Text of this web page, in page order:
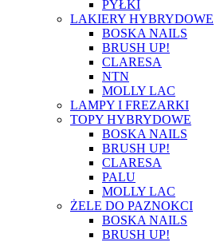
PYŁKI
LAKIERY HYBRYDOWE
BOSKA NAILS
BRUSH UP!
CLARESA
NTN
MOLLY LAC
LAMPY I FREZARKI
TOPY HYBRYDOWE
BOSKA NAILS
BRUSH UP!
CLARESA
PALU
MOLLY LAC
ŻELE DO PAZNOKCI
BOSKA NAILS
BRUSH UP!